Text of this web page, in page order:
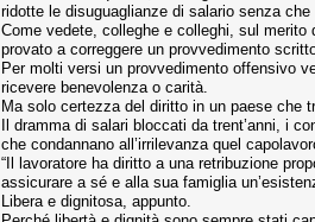
ridotte le disuguaglianze di salario senza
Come vedete, colleghe e colleghi, sul merito
provato a correggere un provvedimento
Per molti versi un provvedimento offensivo
ricevere benevolenza o carità.
Ma solo certezza del diritto in un paese che
Il dramma di salari bloccati da trent’anni, i
che condannano all’irrilevanza quel
“Il lavoratore ha diritto a una retribuzione
assicurare a sé e alla sua famiglia
Libera e dignitosa, appunto.